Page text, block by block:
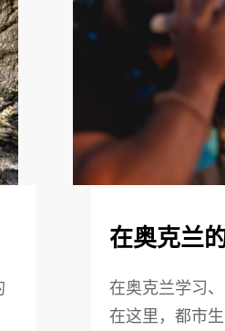
在奥克兰
在奥克兰学习
在这里，都市